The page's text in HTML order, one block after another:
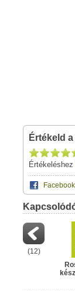
Értékeld
Értékeléshez
Facebook
A(z)
saját
Neved:
E-mail
Címzett e-
Ez a
Ez a
Ha van egy
(12)